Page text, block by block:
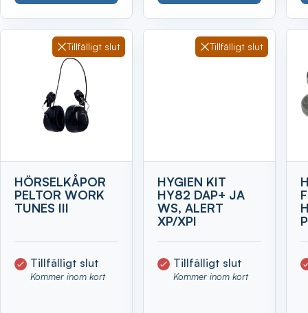
Tillfälligt slut
HÖRSELKÅPOR
PELTOR WORK
TUNES III
Tillfälligt slut
Kommer inom kort
Tillfälligt slut
HYGIEN KIT
HY82 DAP+ JA
WS, ALERT
XP/XPI
Tillfälligt slut
Kommer inom kort